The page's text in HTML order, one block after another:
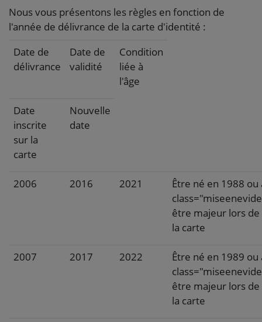
Nous vous présentons les règles en fonction de
l'année de délivrance de la carte d'identité :
Date de
délivrance
Date de
validité
Condition
liée à
l'âge
Date
inscrite
sur la
carte
Nouvelle
date
2006 2016 2021
Être né en 1988 ou
être majeur lors
la carte
2007 2017 2022
Être né en 1989 ou
être majeur lors
la carte